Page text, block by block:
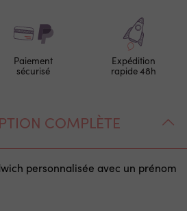
Paiement
sécurisé
Expédition
rapide 48h
COMPLÈTE
personnalisée avec un prénom